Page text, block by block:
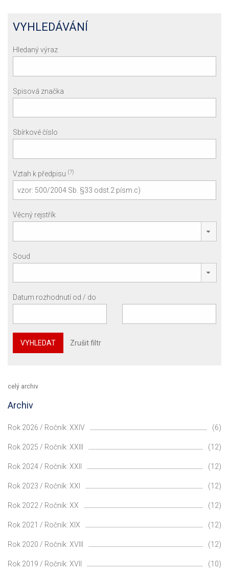
VYHLEDÁVÁNÍ
Hledaný výraz
Spisová značka
Sbírkové číslo
Vztah k předpisu (?)
Věcný rejstřík
Soud
Datum rozhodnutí od / do
VYHLEDAT Zrušit filtr
celý archiv
Archiv
Rok 2026 / Ročník: XXIV (6)
Rok 2025 / Ročník: XXIII (12)
Rok 2024 / Ročník: XXII (12)
Rok 2023 / Ročník: XXI (12)
Rok 2022 / Ročník: XX (12)
Rok 2021 / Ročník: XIX (12)
Rok 2020 / Ročník: XVIII (12)
Rok 2019 / Ročník: XVII (10)